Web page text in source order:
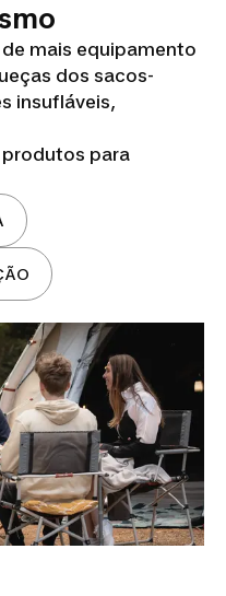
mais equipamento
dos sacos-
insufláveis,
para